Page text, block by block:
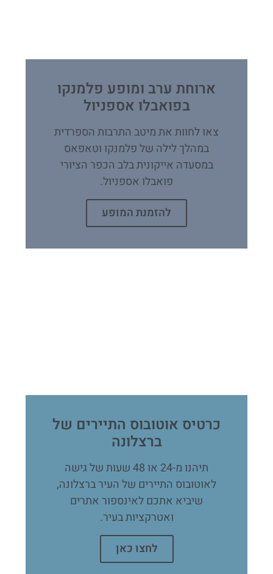
ארוחת ערב ומופע פלמנקו
בפואבלו אספניול
צאו לחוות את מיטב התרבות הספרדית
במהלך לילה של פלמנקו וטאפאס
במסעדה אייקונית בלב הכפר הציורי
פואבלו אספניול.
להזמנת המופע
כרטיס אוטובוס התיירים של
ברצלונה
תיהנו מ-24 או 48 שעות של גישה
לאוטובוס התיירים של העיר ברצלונה,
שיביא אתכם לאינספור אתרים
ואטרקציות בעיר.
לחצו כאן